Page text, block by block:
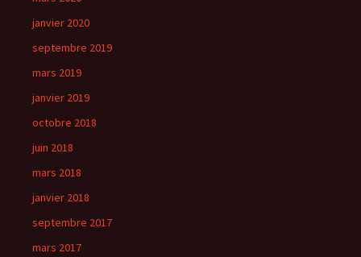
janvier 2020
septembre 2019
mars 2019
janvier 2019
octobre 2018
juin 2018
mars 2018
janvier 2018
septembre 2017
mars 2017